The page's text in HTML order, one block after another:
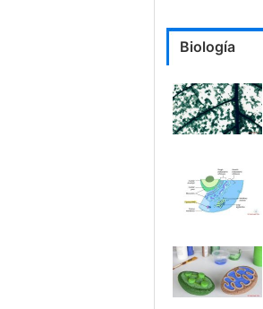
Biología